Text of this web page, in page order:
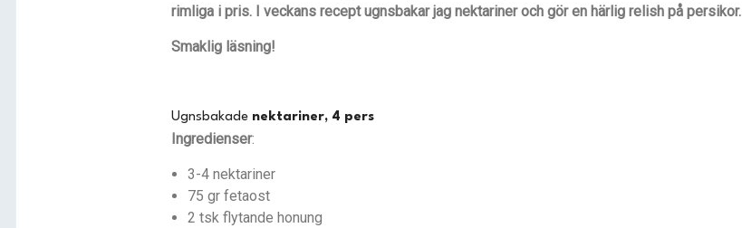
rimliga i pris. I veckans recept ugnsbakar jag nektariner och gör en härlig relish på persikor.
Smaklig läsning!
Ugnsbakadenektariner, 4 pers
Ingredienser:
3-4 nektariner
75 gr fetaost
2 tsk flytande honung